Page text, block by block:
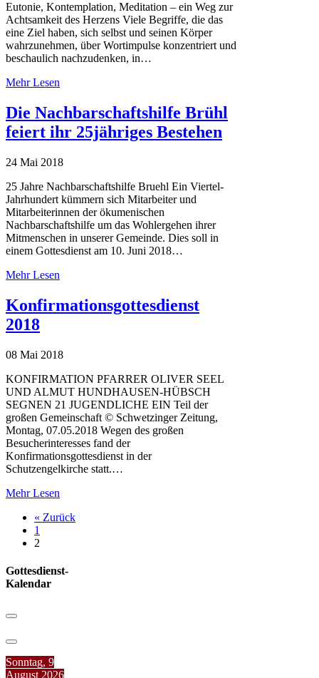
Eutonie, Kontemplation, Meditation – ein Weg zur
Achtsamkeit des Herzens Viele Begriffe, die das
eine Ziel haben, sich selbst und seinen Körper
wahrzunehmen, über Wortimpulse konzentriert und
beschaulich nachzudenken, in…
Mehr Lesen
Die Nachbarschaftshilfe Brühl
feiert ihr 25jähriges Bestehen
24 Mai 2018
25 Jahre Nachbarschaftshilfe Bruehl Ein Viertel-
Jahrhundert kümmern sich Mitarbeiter und
Mitarbeiterinnen der ökumenischen
Nachbarschaftshilfe um das Wohlergehen ihrer
Mitmenschen in unserer Gemeinde. Dies soll in
einem Gottesdienst am 10. Juni 2018…
Mehr Lesen
Konfirmationsgottesdienst
2018
08 Mai 2018
KONFIRMATION PFARRER OLIVER SEEL
UND ALMUT HUNDHAUSEN-HÜBSCH
SEGNEN 21 JUGENDLICHE EIN Teil der
großen Gemeinschaft © Schwetzinger Zeitung,
Montag, 07.05.2018 Wegen des großen
Besucherinteresses fand der
Konfirmationsgottesdienst in der
Schutzengelkirche statt.…
Mehr Lesen
« Zurück
1
2
Gottesdienst-
Kalendar
Sonntag, 9
August 2026